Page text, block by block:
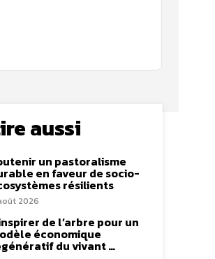
aussi
un pastoralisme
en faveur de socio-
résilients
2026
de l’arbre pour un
économique
du vivant …